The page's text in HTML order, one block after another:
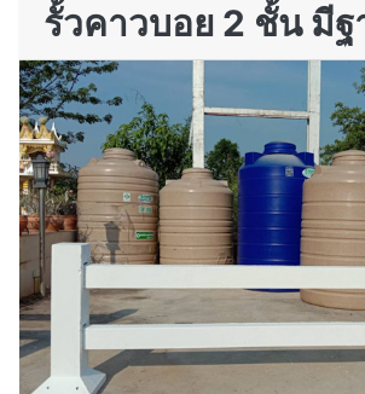
รั้วคาวบอย 2 ชั้น มีฐ